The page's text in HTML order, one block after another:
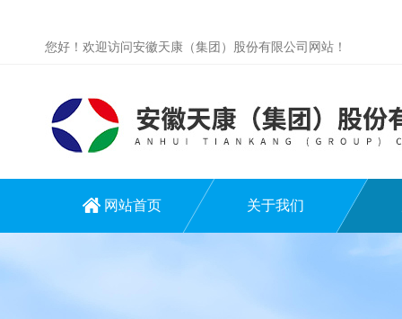
您好！欢迎访问安徽天康（集团）股份有限公司网站！
网站首页 关于我们